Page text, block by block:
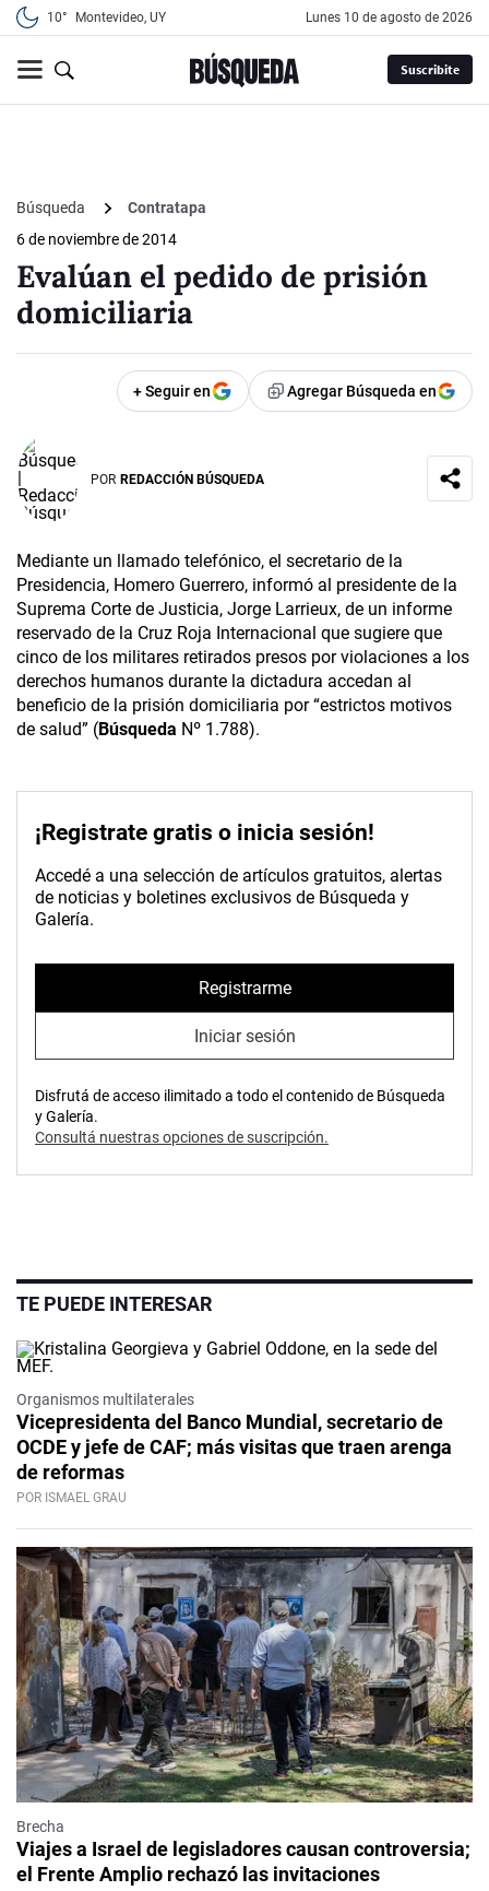
10° Montevideo, UY lunes 10 de agosto de 2026
Suscribite
Búsqueda
Contratapa
6 de noviembre de 2014
Evalúan el pedido de prisión
domiciliaria
+ Seguir en Agregar Búsqueda en
POR REDACCIÓN BÚSQUEDA
Mediante un llamado telefónico, el secretario de la
Presidencia, Homero Guerrero, informó al presidente de la
Suprema Corte de Justicia, Jorge Larrieux, de un informe
reservado de la Cruz Roja Internacional que sugiere que
cinco de los militares retirados presos por violaciones a los
derechos humanos durante la dictadura accedan al
beneficio de la prisión domiciliaria por “estrictos motivos
de salud” (Búsqueda Nº 1.788).
¡Registrate gratis o inicia sesión!
Accedé a una selección de artículos gratuitos, alertas
de noticias y boletines exclusivos de Búsqueda y
Galería.
Registrarme
Iniciar sesión
Disfrutá de acceso ilimitado a todo el contenido de Búsqueda
y Galería.
Consultá nuestras opciones de suscripción.
TE PUEDE INTERESAR
Organismos multilaterales
Vicepresidenta del Banco Mundial, secretario de
OCDE y jefe de CAF; más visitas que traen arenga
de reformas
POR ISMAEL GRAU
Brecha
Viajes a Israel de legisladores causan controversia;
el Frente Amplio rechazó las invitaciones